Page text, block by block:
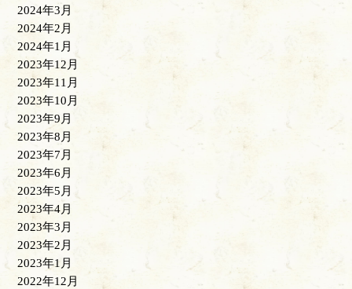
2024年3月
2024年2月
2024年1月
2023年12月
2023年11月
2023年10月
2023年9月
2023年8月
2023年7月
2023年6月
2023年5月
2023年4月
2023年3月
2023年2月
2023年1月
2022年12月